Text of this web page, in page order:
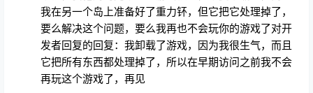
我在另一个岛上准备好了重力钚，但它把它处理掉了，
要么解决这个问题，要么我再也不会玩你的游戏了对开
发者回复的回复：我卸载了游戏，因为我很生气，而且
它把所有东西都处理掉了，所以在早期访问之前我不会
再玩这个游戏了，再见